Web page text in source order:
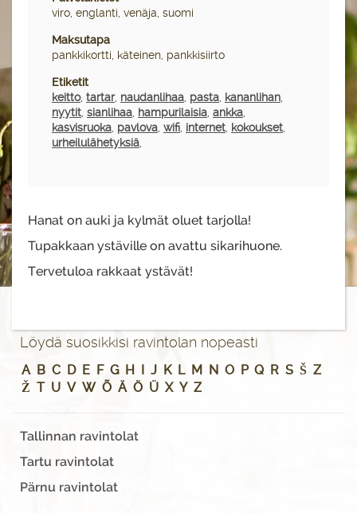
viro, englanti, venäja, suomi
Maksutapa
pankkikortti, käteinen, pankkisiirto
Etiketit
keitto, tartar, naudanlihaa, pasta, kananlihan,
nyytit, sianlihaa, hampurilaisia, ankka,
kasvisruoka, pavlova, wifi, internet, kokoukset,
urheilulähetyksiä,
Hanat on auki ja kylmät oluet tarjolla!
Tupakkaan ystäville on avattu sikarihuone.
Tervetuloa rakkaat ystävät!
Löydä suosikkisi ravintolan nopeasti
A B C D E F G H J K L M N O P Q R S Š Z
Ž T U V W Õ Ä Ö Ü X Y Z
Tallinnan ravintolat
Tartu ravintolat
Pärnu ravintolat